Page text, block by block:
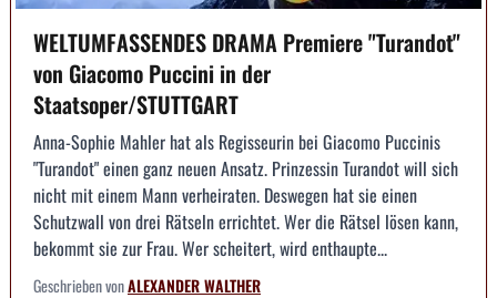
WELTUMFASSENDES DRAMA Premiere "Turandot"
von Giacomo Puccini in der
Staatsoper/STUTTGART
Anna-Sophie Mahler hat als Regisseurin bei Giacomo Puccinis
"Turandot" einen ganz neuen Ansatz. Prinzessin Turandot will sich
nicht mit einem Mann verheiraten. Deswegen hat sie einen
Schutzwall von drei Rätseln errichtet. Wer die Rätsel lösen kann,
bekommt sie zur Frau. Wer scheitert, wird enthaupte...
Geschrieben vonALEXANDER WALTHER